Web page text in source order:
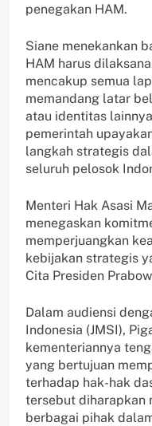
penegakan HAM.
Siane menekankan
HAM harus
mencakup semua
memandang latar
atau identitas
pemerintah
langkah strategis
seluruh pelosok
Menteri Hak Asasi
menegaskan
memperjuangkan
kebijakan strategis
Cita Presiden
Dalam audiensi
Indonesia (JMSI),
kementeriannya
yang bertujuan
terhadap hak-hak
tersebut diharapkan
berbagai pihak